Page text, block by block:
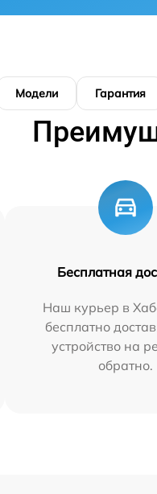
Модели Гарантия
Бесплатная
Наш курьер в
бесплатно
устройство на
обратно.